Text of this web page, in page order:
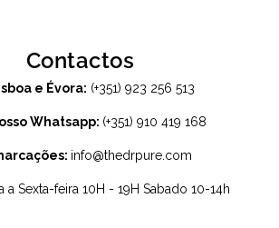
Contactos
e Évora: (+351) 923 256 513
Whatsapp: (+351) 910 419 168
info@thedrpure.com
a Sexta-feira 10H - 19H Sabado 10-14h